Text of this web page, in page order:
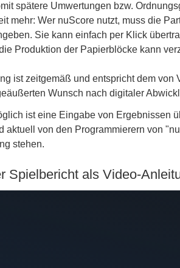
spätere Umwertungen bzw.
mehr: Wer nuScore nutzt, muss die
Sie kann einfach per Klick
Produktion der Papierblöcke kann
ist zeitgemäß und entspricht dem von
Wunsch nach digitaler
ist eine Eingabe von Ergebnissen
aktuell von den Programmierern von
stehen.
Spielbericht als Video-